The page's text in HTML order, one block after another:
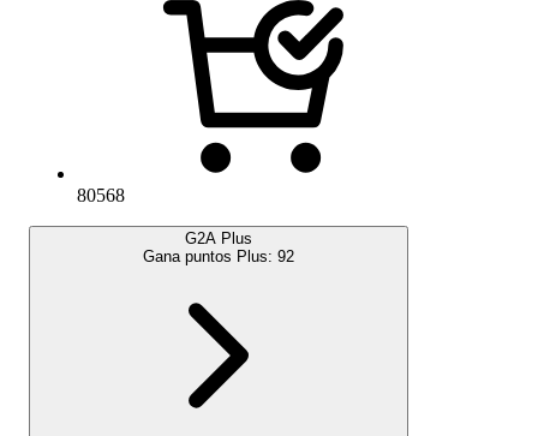
80568
G2A Plus
Gana puntos Plus: 92